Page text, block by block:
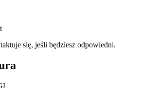
się, jeśli będziesz odpowiedni.